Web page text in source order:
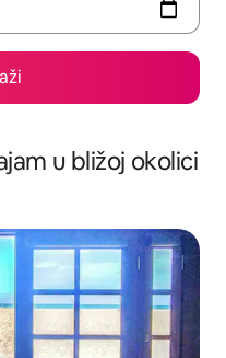
u bližoj okolici
„Odabrali gosti”